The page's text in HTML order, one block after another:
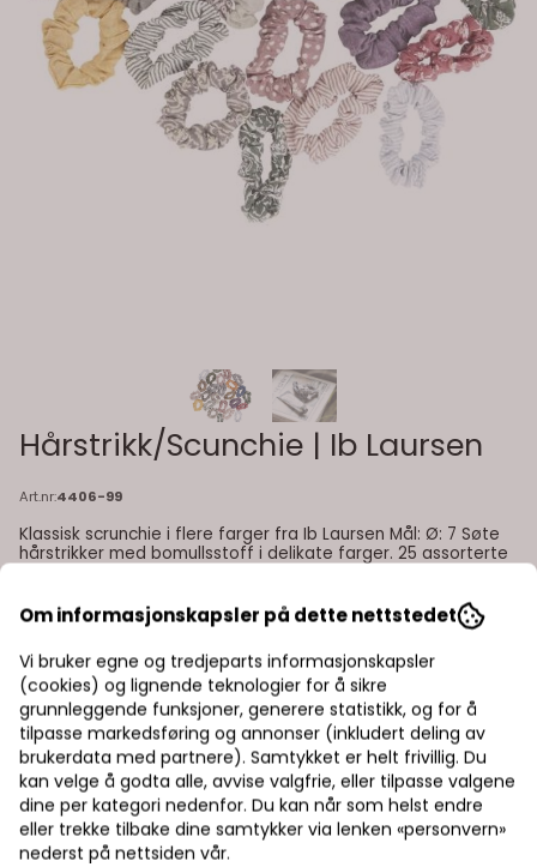
Hårstrikk/Scunchie | Ib Laursen
Art.nr:4406-99
Klassisk scrunchie i flere farger fra Ib Laursen Mål: Ø: 7 Søte
hårstrikker med bomullsstoff i delikate farger. 25 assorterte
20,-
Legg i handlekurv
På lager: 30
Om informasjonskapsler på dette nettstedet
Vi bruker egne og tredjeparts informasjonskapsler
(cookies) og lignende teknologier for å sikre
grunnleggende funksjoner, generere statistikk, og for å
tilpasse markedsføring og annonser (inkludert deling av
brukerdata med partnere). Samtykket er helt frivillig. Du
kan velge å godta alle, avvise valgfrie, eller tilpasse valgene
dine per kategori nedenfor. Du kan når som helst endre
eller trekke tilbake dine samtykker via lenken «personvern»
nederst på nettsiden vår.